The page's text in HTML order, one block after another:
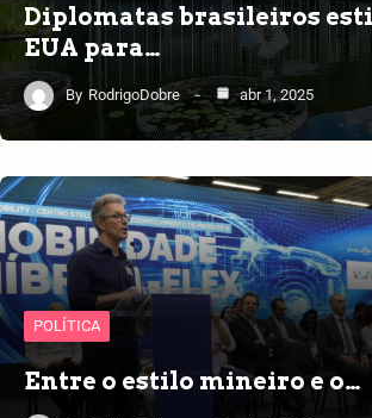
Diplomatas brasileiros
EUA para…
By RodrigoDobre abr 1, 2025
POLÍTICA
Entre o estilo mineiro e o…